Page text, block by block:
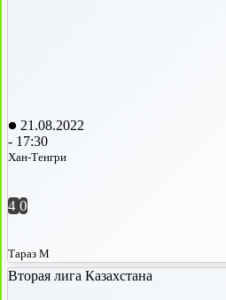
21.08.2022
- 17:30
Хан-Тенгри
4 0
Тараз М
Вторая лига Казахстана